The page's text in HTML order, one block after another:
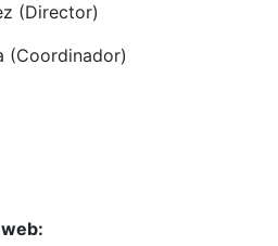
(Director)
(Coordinador)